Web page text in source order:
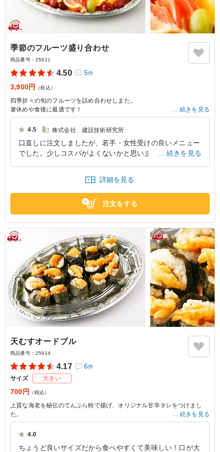
季節のフルーツ盛り合わせ
商品番号： 25921
4.50 5件
3,900円 （税込）
四季折々の旬のフルーツを詰め合わせしまた。
箸休めや食後に最適です！
【目安ボリューム：5人前】
続きを見る
4.5 株式会社 建設技術研究所
口直しに注文しましたが、若手・女性受けの良いメニュー
でした。少しコスパがよくないかと思いましたが、食べ応
愛知県名古屋市中区錦2023/12/28
続きを見る
詳細を見る
注文をする
天むすオードブル
商品番号： 25914
4.17 6件
サイズ 大きい
700円 （税込）
上質な海老を秘伝のてんぷら粉で揚げ、オリジナル甘辛タレをつけまし
た。
※写真は5人前(15個)の盛りつけです。
続きを見る
4.0
ちょうど良いサイズだから食べやすくて美味しい！口が大